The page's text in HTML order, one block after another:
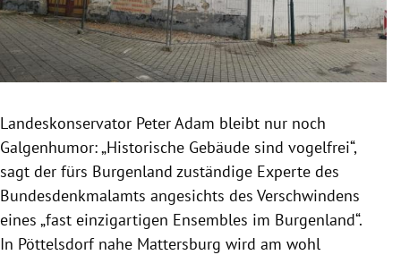
Untermenü
Untermenü
Untermenü
Untermenü
Untermenü
Landeskonservator Peter Adam bleibt nur noch
Galgenhumor: „Historische Gebäude sind vogelfrei“,
sagt der fürs Burgenland zuständige Experte des
Bundesdenkmalamts angesichts des Verschwindens
eines „fast einzigartigen Ensembles im Burgenland“.
In Pöttelsdorf nahe Mattersburg wird am wohl